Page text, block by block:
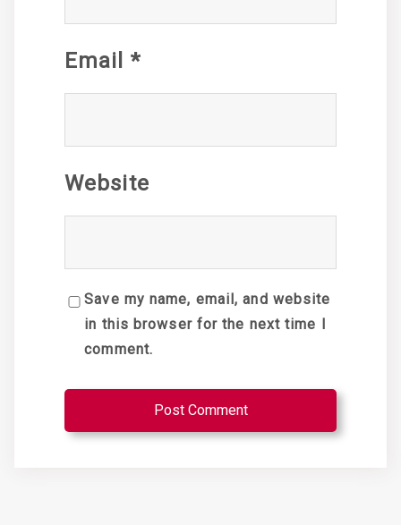
Email *
Website
Save my name, email, and website
in this browser for the next time I
comment.